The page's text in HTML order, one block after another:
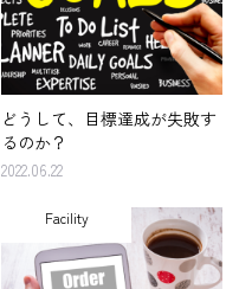
どうして、目標達成が失敗す
るのか？
2022.06.22
Facility